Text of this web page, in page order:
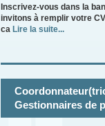
Inscrivez-vous dans la
invitons à remplir votre
ca Lire la suite...
Gestionnaires de